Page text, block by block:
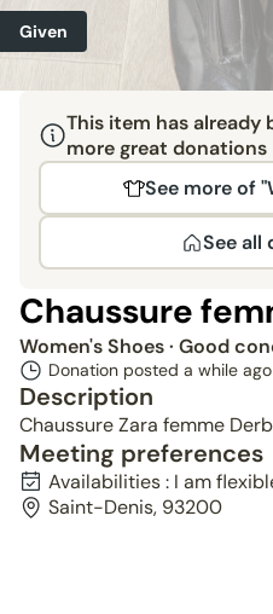
Given
This item has already
more great donations
See more of
See all
Chaussure
Women's Shoes· Good
Donation posted a while ago
Description
Chaussure Zara femme
Meeting preferences
Availabilities : I am
Saint-Denis, 93200